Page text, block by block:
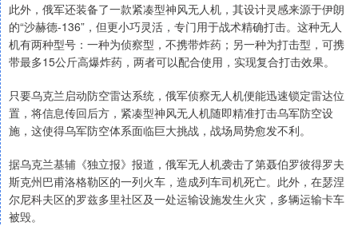
此外，俄军还装备了一款紧凑型神风无人机，其设计灵感来源于伊朗
的“沙赫德-136”，但更小巧灵活，专门用于战术精确打击。这种无人
机有两种型号：一种为侦察型，不携带炸药；另一种为打击型，可携
带最多15公斤高爆炸药，两者可以配合使用，实现复合打击效果。
只要乌克兰启动防空雷达系统，俄军侦察无人机便能迅速锁定雷达位
置，将信息传回后方，紧凑型神风无人机随即精准打击乌军防空设
施，这使得乌军防空体系面临巨大挑战，战场局势愈发不利。
据乌克兰基辅《独立报》报道，俄军无人机袭击了第聂伯罗彼得罗夫
斯克州巴甫洛格勒区的一列火车，造成列车司机死亡。此外，在瑟涅
尔尼科夫区的罗兹多里社区及一处运输设施发生火灾，多辆运输卡车
被毁。